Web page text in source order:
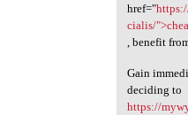
href="
cialis/
, benefit
Gain
deciding to
https://